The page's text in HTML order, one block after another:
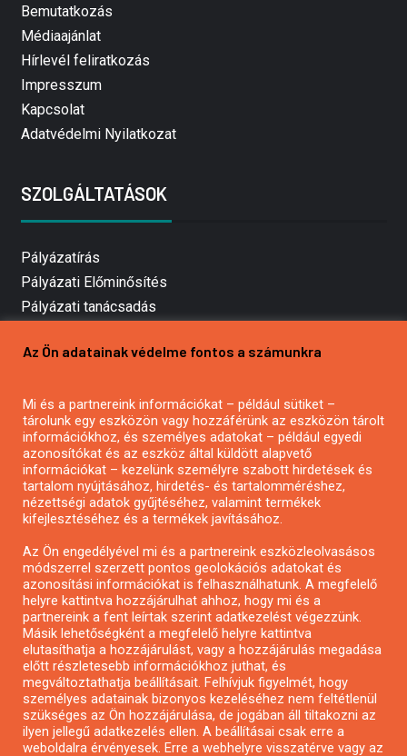
Bemutatkozás
Médiaajánlat
Hírlevél feliratkozás
Impresszum
Kapcsolat
Adatvédelmi Nyilatkozat
SZOLGÁLTATÁSOK
Pályázatírás
Pályázati Előminősítés
Pályázati tanácsadás
Mezőgazdasági pályázatírás
Pályázatírás civil szervezeteknek
Pályázatírás önkormányzatoknak
Pályázatfigyelés
Specifikus pályázatfigyelés vagy hírlevél
Pályázatok magánszemélyeknek
Pályázatok civil szervezeteknek
Pályázatok vállalkozásoknak
Önkormányzati pályázatok
Mezőgazdasági pályázatok
Falusi turizmus pályázatok
Napelem pályázatok
Az Ön adatainak védelme fontos a számunkra
Mi és a partnereink információkat – például sütiket –
tárolunk egy eszközön vagy hozzáférünk az eszközön tárolt
információkhoz, és személyes adatokat – például egyedi
azonosítókat és az eszköz által küldött alapvető
információkat – kezelünk személyre szabott hirdetések és
tartalom nyújtásához, hirdetés- és tartalomméréshez,
nézettségi adatok gyűjtéséhez, valamint termékek
kifejlesztéséhez és a termékek javításához.
Az Ön engedélyével mi és a partnereink eszközleolvasásos
módszerrel szerzett pontos geolokációs adatokat és
azonosítási információkat is felhasználhatunk. A megfelelő
helyre kattintva hozzájárulhat ahhoz, hogy mi és a
partnereink a fent leírtak szerint adatkezelést végezzünk.
Másik lehetőségként a megfelelő helyre kattintva
elutasíthatja a hozzájárulást, vagy a hozzájárulás megadása
előtt részletesebb információkhoz juthat, és
megváltoztathatja beállításait. Felhívjuk figyelmét, hogy
személyes adatainak bizonyos kezeléséhez nem feltétlenül
szükséges az Ön hozzájárulása, de jogában áll tiltakozni az
ilyen jellegű adatkezelés ellen. A beállításai csak erre a
weboldalra érvényesek. Erre a webhelyre visszatérve vagy az